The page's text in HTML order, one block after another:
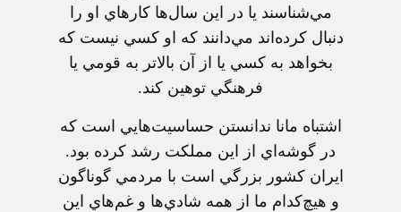
مي‌شناسند يا در اين‌ سال‌ها كارهاي‌ او را
دنبال‌ كرده‌اند مي‌دانند كه‌ او كسي‌ نيست‌ كه‌
بخواهد به‌ كسي‌ يا از آن‌ بالاتر به‌ قومي‌ يا
فرهنگي‌ توهين‌ كند.
اشتباه‌ مانا ندانستن‌ حساسيت‌هايي‌ است‌ كه‌
در گوشه‌اي‌ از اين‌ مملكت‌ رشد كرده‌ بود.
ايران‌ كشور بزرگي‌ است‌ با مردمي‌ گوناگون‌
و هيچ‌كدام‌ ما از همه‌ شادي‌ها و غم‌هاي‌ اين‌